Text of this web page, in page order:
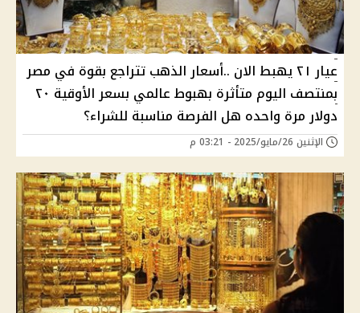
عيار ٢١ يهبط اﻻن ..أسعار الذهب تتراجع بقوة في مصر
بمنتصف اليوم متأثرة بهبوط عالمي بسعر الأوقية ٢٠
دوﻻر مرة واحده هل الفرصة مناسبة للشراء؟
الإثنين 26/مايو/2025 - 03:21 م